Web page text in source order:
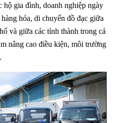
hộ gia đình, doanh nghiệp ngày
hóa, di chuyển đồ đạc giữa
và giữa các tỉnh thành trong cả
nâng cao điều kiện, môi trường